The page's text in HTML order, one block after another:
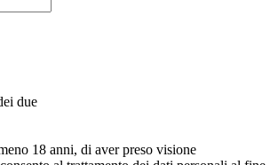
due
18 anni, di aver preso visione